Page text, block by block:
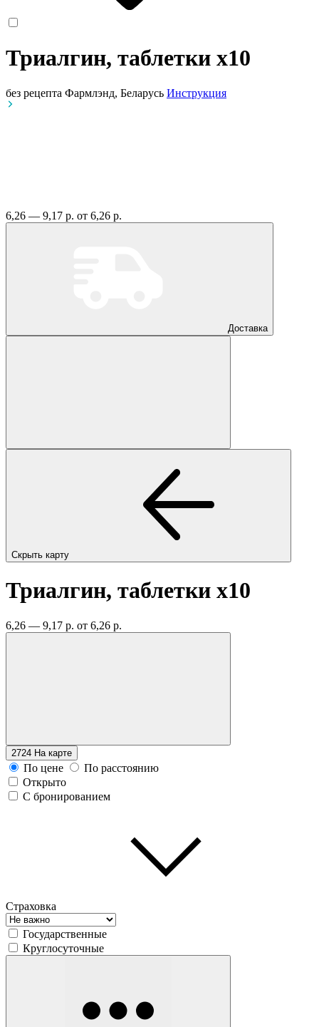
Триалгин, таблетки x10
без рецепта Фармлэнд, Беларусь Инструкция
6,26 — 9,17 р. от 6,26 р.
Доставка
Скрыть карту
Триалгин, таблетки x10
6,26 — 9,17 р. от 6,26 р.
2724 На карте
По цене
По расстоянию
Открыто
С бронированием
Страховка
Государственные
Круглосуточные